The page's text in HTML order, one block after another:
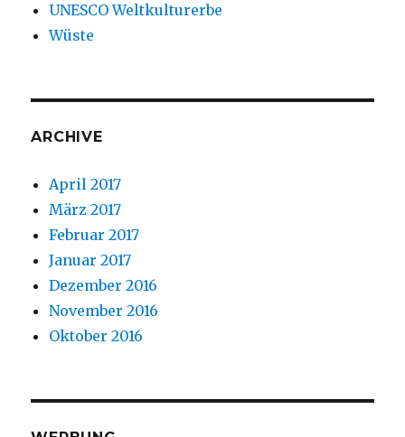
UNESCO Weltkulturerbe
Wüste
ARCHIVE
April 2017
März 2017
Februar 2017
Januar 2017
Dezember 2016
November 2016
Oktober 2016